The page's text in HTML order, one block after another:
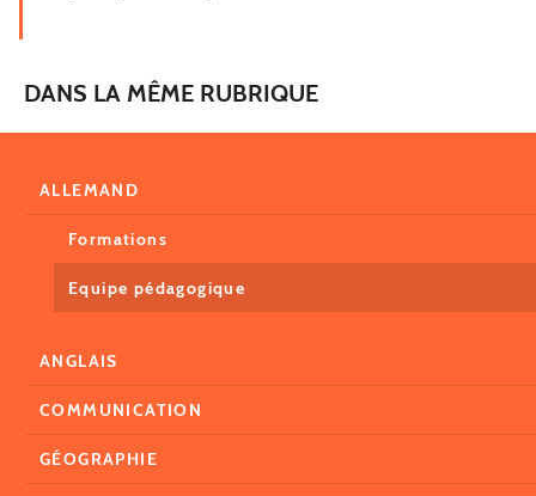
DANS LA MÊME RUBRIQUE
ALLEMAND
Formations
Equipe pédagogique
ANGLAIS
COMMUNICATION
GÉOGRAPHIE